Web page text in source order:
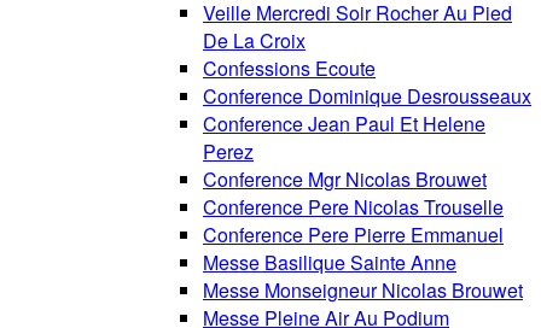
Veille Mercredi Soir Rocher Au Pied
De La Croix
Confessions Ecoute
Conference Dominique Desrousseaux
Conference Jean Paul Et Helene
Perez
Conference Mgr Nicolas Brouwet
Conference Pere Nicolas Trouselle
Conference Pere Pierre Emmanuel
Messe Basilique Sainte Anne
Messe Monseigneur Nicolas Brouwet
Messe Pleine Air Au Podium